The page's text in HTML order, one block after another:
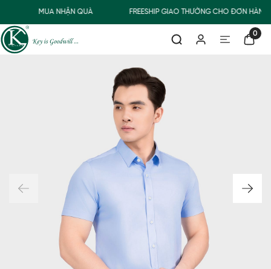
MUA NHẬN QUÀ FREESHIP GIAO THƯỜNG CHO ĐƠN
0